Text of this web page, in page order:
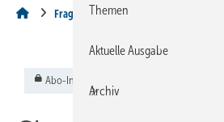
Fragen aus der Praxis
Abo-Inhalt
Themen
Aktuelle Ausgabe
Archiv